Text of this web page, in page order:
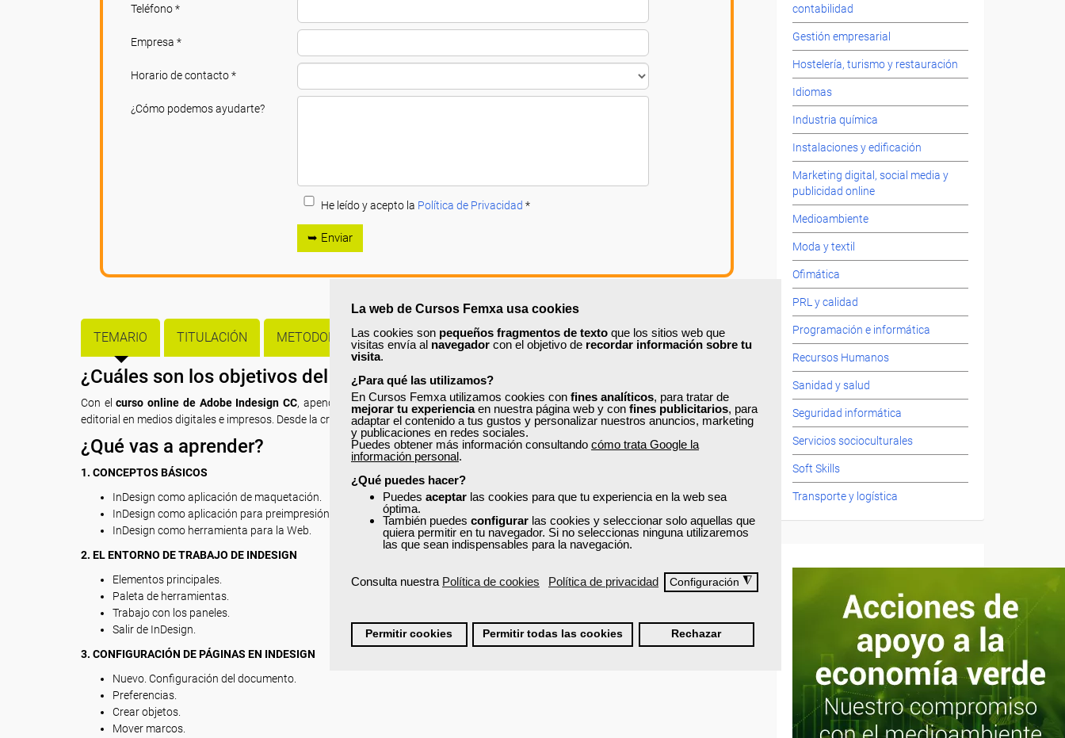
La web de Cursos Femxa usa cookies
Las cookies son pequeños fragmentos de texto que los sitios web que
visitas envía al navegador con el objetivo de recordar información sobre tu
visita.
¿Para qué las utilizamos?
En Cursos Femxa utilizamos cookies con fines analíticos, para tratar de
mejorar tu experienciaen nuestra página web y con fines publicitarios, para
adaptar el contenido a tus gustos y personalizar nuestros anuncios, marketing
y publicaciones en redes sociales.
Puedes obtener más información consultando cómo trata Google la
información personal.
¿Qué puedes hacer?
Puedes aceptar las cookies para que tu experiencia en la web sea
óptima.
También puedes configurar las cookies y seleccionar solo aquellas que
quiera permitir en tu navegador. Si no seleccionas ninguna utilizaremos
las que sean indispensables para la navegación.
Consulta nuestra Política de cookies Política de privacidad Configuración ◮
Permitir cookies Permitir todas las cookies Rechazar
Teléfono *
Empresa *
Horario de contacto *
¿Cómo podemos ayudarte?
He leído y acepto la Política de Privacidad *
➥ Enviar
TEMARIO TITULACIÓN METODOLOGÍA PRECIOS OPINIONES
¿Cuáles son los objetivos del curso?
Con elcurso online de Adobe Indesign CC, apenderás a manejar desde cero la aplicación número uno a nivel mundial para el diseño
editorial en medios digitales e impresos. Desde la creación de revistas, libros o periódicos, a la creación de un flyer o tríptico promocional.
¿Qué vas a aprender?
1. CONCEPTOS BÁSICOS
InDesign como aplicación de maquetación.
InDesign como aplicación para preimpresión.
InDesign como herramienta para la Web.
2. EL ENTORNO DE TRABAJO DE INDESIGN
Elementos principales.
Paleta de herramientas.
Trabajo con los paneles.
Salir de InDesign.
3. CONFIGURACIÓN DE PÁGINAS EN INDESIGN
Nuevo. Configuración del documento.
Preferencias.
Crear objetos.
Mover marcos.
contabilidad
Gestión empresarial
Hostelería, turismo y restauración
Idiomas
Industria química
Instalaciones y edificación
Marketing digital, social media y
publicidad online
Medioambiente
Moda y textil
Ofimática
PRL y calidad
Programación e informática
Recursos Humanos
Sanidad y salud
Seguridad informática
Servicios socioculturales
Soft Skills
Transporte y logística